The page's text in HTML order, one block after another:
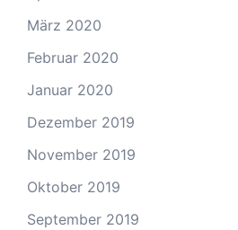
März 2020
Februar 2020
Januar 2020
Dezember 2019
November 2019
Oktober 2019
September 2019